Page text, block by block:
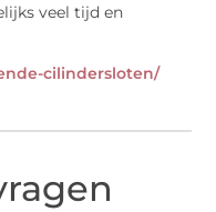
veel tijd en
cilindersloten/